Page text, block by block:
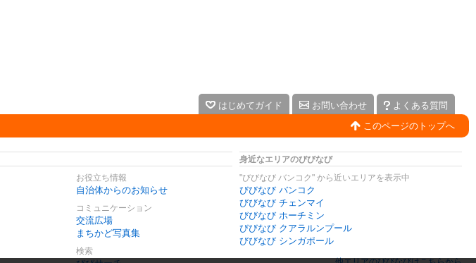
はじめてガイド お問い合わせ
よくある質問
このページのトップへ
お役立ち情報
自治体からのお知らせ
コミュニケーション
交流広場
まちかど写真集
検索
身近なエリアのびびなび
"びびなび バンコク" から近いエリアを表示中
びびなび バンコク
びびなび チェンマイ
びびなび ホーチミン
びびなび クアラルンプール
びびなび シンガポール